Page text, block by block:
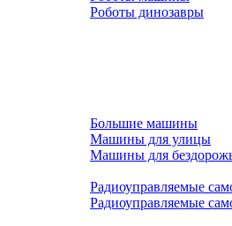
Роботы динозавры
Большие машины
Машины для улицы
Машины для
Радиоуправляемые
Радиоуправляемые